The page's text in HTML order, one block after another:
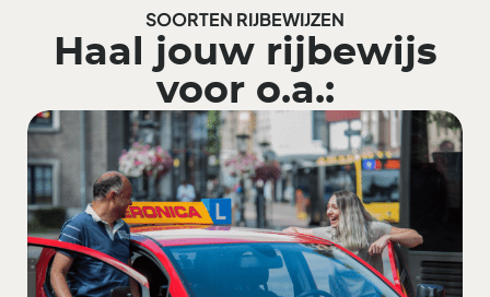
SOORTEN RIJBEWIJZEN
Haal jouw rijbewijs
voor o.a.: